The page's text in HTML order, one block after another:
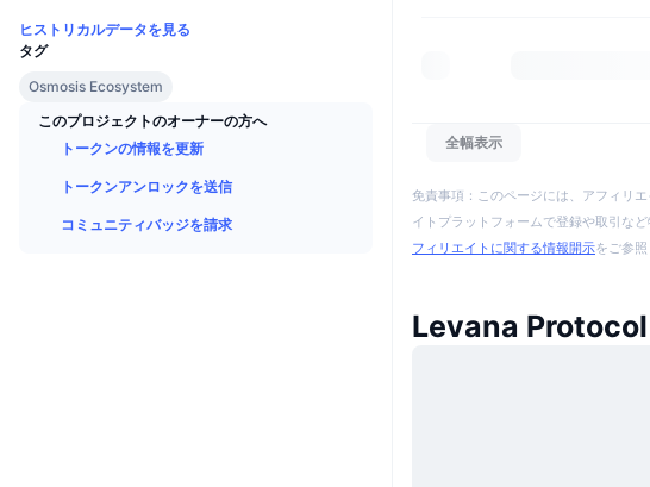
ヒストリカルデータを見る
タグ
Osmosis Ecosystem
このプロジェクトのオーナーの方へ
トークンの情報を更新
トークンアンロックを送信
コミュニティバッジを請求
全幅表示
免責事項：このページには、アフィリ
イトプラットフォームで登録や取引な
フィリエイトに関する情報開示をご参照
Levana Protocol